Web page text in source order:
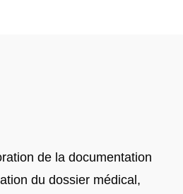
de la documentation
du dossier médical,